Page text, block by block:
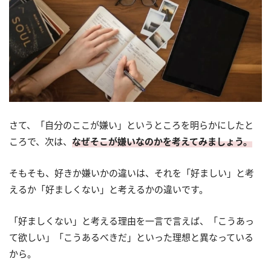
さて、「自分のここが嫌い」というところを明らかにしたと
ころで、次は、 なぜそこが嫌いなのかを考えてみましょう。
そもそも、好きか嫌いかの違いは、それを「好ましい」と考
えるか「好ましくない」と考えるかの違いです。
「好ましくない」と考える理由を一言で言えば、「こうあっ
て欲しい」「こうあるべきだ」といった理想と異なっている
から。